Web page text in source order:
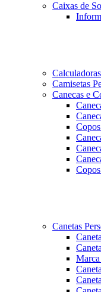
Caixas de
Camisetas
Canecas e
Canetas